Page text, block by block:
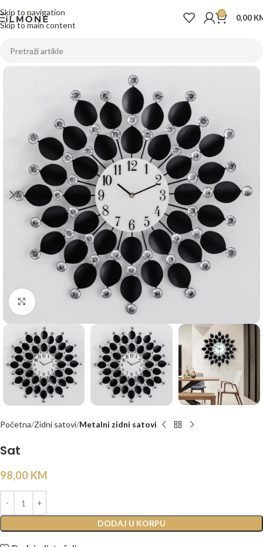
Skip to navigation
Skip to main content
0 0,00
Click to enlarge
Početna Zidni satovi Metalni zidni satovi
Sat
98,00 KM
DODAJ U KORPU